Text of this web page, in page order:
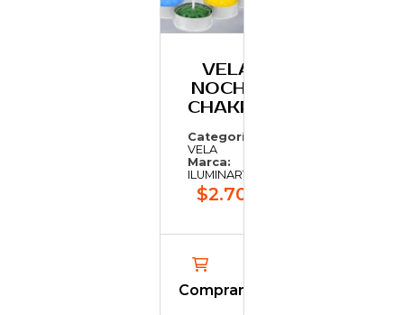
VELAS
NOCHE 7
CHAKRAS
Categoría:
VELA
Marca:
ILUMINARTE
$2.706,60
Comprar